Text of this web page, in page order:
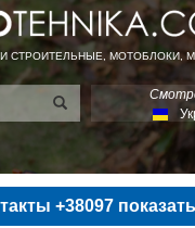
СТРОИТЕЛЬНЫЕ, МОТОБЛОКИ,
+38097 показать